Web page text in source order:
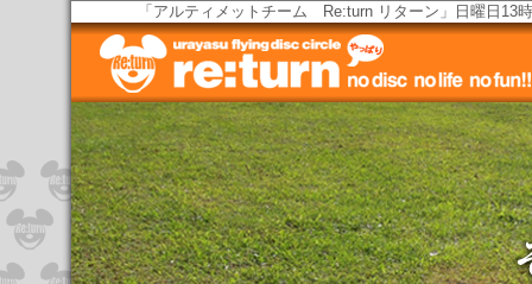
「アルティメットチーム Re:turn リターン」日曜日13